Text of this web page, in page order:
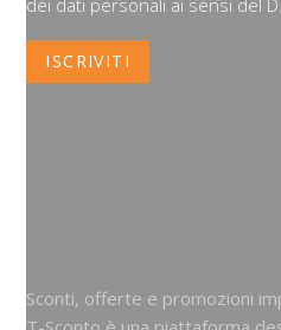
Sconti, offerte e promozioni